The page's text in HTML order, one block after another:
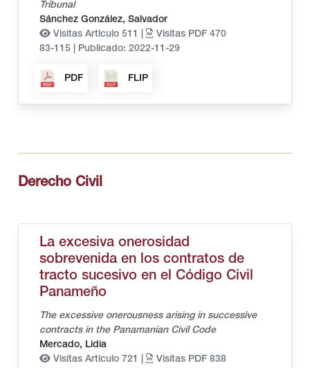
Tribunal
Sánchez González, Salvador
Visitas Artículo 511 |
Visitas PDF 470
83-115
Publicado: 2022-11-29
PDF FLIP
Derecho Civil
La excesiva onerosidad
sobrevenida en los contratos de
tracto sucesivo en el Código Civil
Panameño
The excessive onerousness arising in successive
contracts in the Panamanian Civil Code
Mercado, Lidia
Visitas Artículo 721 |
Visitas PDF 838